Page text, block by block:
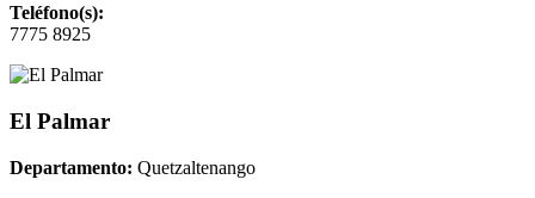
Teléfono(s):
7775 8925
El Palmar
Departamento: Quetzaltenango